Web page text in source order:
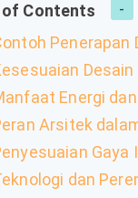
of Contents
Penerapan
Energi
Arsitek
Gaya
dan